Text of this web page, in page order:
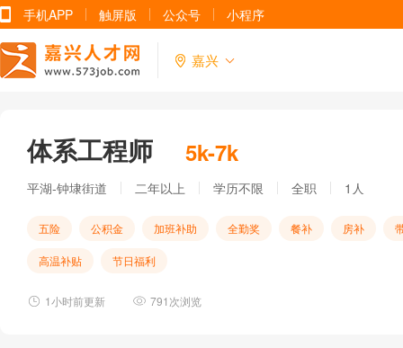
手机APP 触屏版 公众号 小程序
嘉兴
体系工程师 5k-7k
平湖-钟埭街道 二年以上 学历不限 全职 1人
五险 公积金 加班补助 全勤奖 餐补 房补
高温补贴 节日福利
1小时前更新 791次浏览